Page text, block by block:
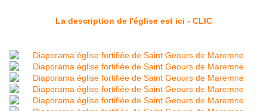
La description de l'église est ici - CLIC